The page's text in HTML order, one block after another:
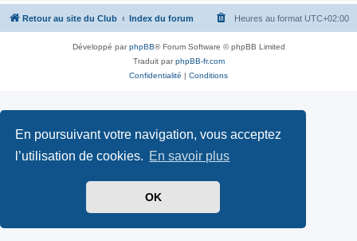
En poursuivant votre navigation, vous acceptez
l’utilisation de cookies. En savoir plus
OK
Retour au site du Club Index du forum Heures au format UTC+02:00
Développé parphpBB® Forum Software © phpBB Limited
Traduit parphpBB-fr.com
Confidentialité | Conditions